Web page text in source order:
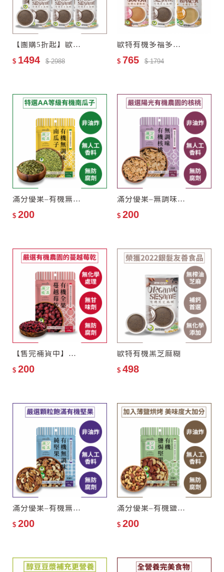
【團購5折起】歐特有機黑芝麻糊6罐
$ 1494 $ 2988
歐特有機多福多穀禮盒(任選3入)
$ 765 $ 1794
滿分優果–有機無調味南瓜子
$ 200
滿分優果–無調味有機核桃
$ 200
【售完補貨中】滿分優果–有機全果蔓越莓乾
$ 200
歐特有機黑芝麻糊
$ 498
滿分優果–有機無調味純堅果
$ 200
滿分優果–有機鹽焗堅果
$ 200